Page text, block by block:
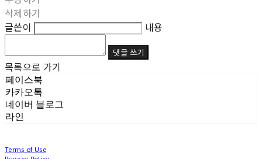
삭제하기
글쓴이
내용
댓글 쓰기
목록으로 가기
페이스북
카카오톡
네이버 블로그
라인
Terms of Use